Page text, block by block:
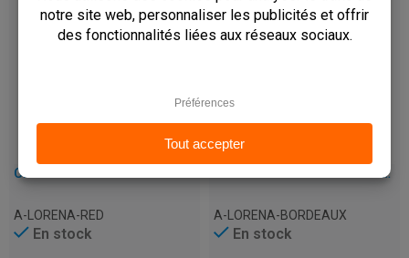
A-LORENA-RED
En stock
CHAISE EMPILABLE POUR TERRASSE, CAFÉ, RESTAURANT ET HORECA – LORENA – PLASTIQUE
A-LORENA-BORDEAUX
En stock